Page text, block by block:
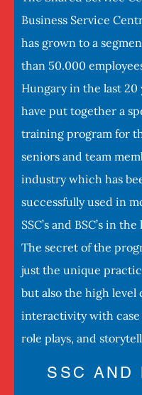
Business Service
has grown to a
than 50.000
Hungary in the last 20
have put together a
training program for
seniors and team
industry which has
successfully used in
SSC’s and BSC’s in
The secret of the
just the unique
but also the high level
interactivity with case
role plays, and
SSC AND